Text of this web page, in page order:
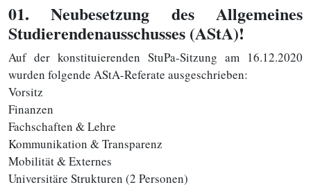
01. Neubesetzung des Allgemeines
Studierendenausschusses (AStA)!
Auf der konstituierenden StuPa-Sitzung am 16.12.2020
wurden folgende AStA-Referate ausgeschrieben:
Vorsitz
Finanzen
Fachschaften & Lehre
Kommunikation & Transparenz
Mobilität & Externes
Universitäre Strukturen (2 Personen)